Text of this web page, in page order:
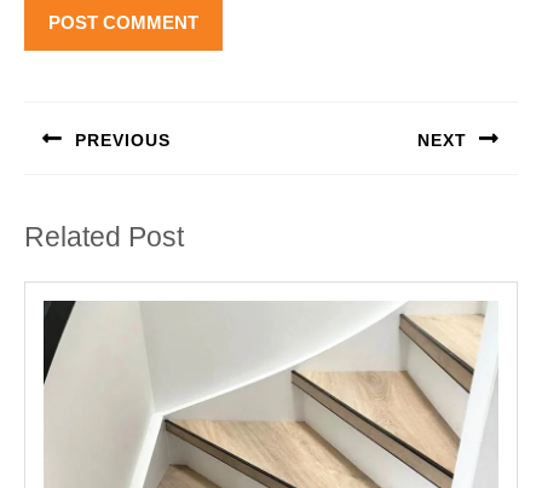
PREVIOUS NEXT
Related Post